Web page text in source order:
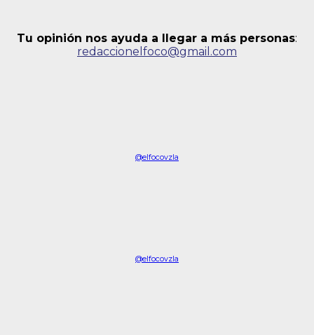
Tu opinión nos ayuda a llegar a más personas:
redaccionelfoco@gmail.com
@elfocovzla
@elfocovzla